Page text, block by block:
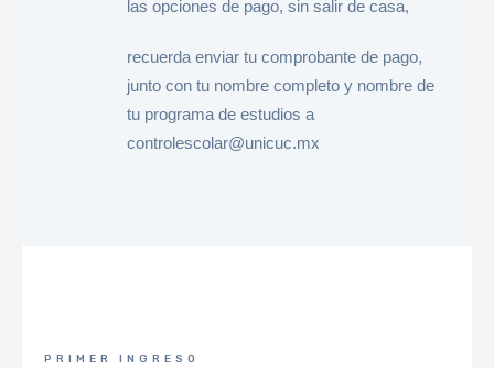
las opciones de pago, sin salir de casa,
recuerda enviar tu comprobante de pago,
junto con tu nombre completo y nombre de
tu programa de estudios a
controlescolar@unicuc.mx
PRIMER INGRESO